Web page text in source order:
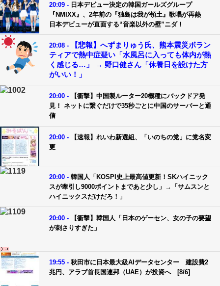
20:09 - 日本デビュー決定の韓国ガールズグループ
『NMIXX』、2年前の『独島は我が領土』歌唱が再熱
日本デビューが直面する“音楽以外の壁”ニダ！
20:08 -
【悲報】へずまりゅう氏、熊本震災ボラン
ティアで熱中症疑い「水風呂に入っても体内が熱
く感じる…」 → 野口健さん「休養日を設けた方
がいい！」
20:00 -
【衝撃】中国製ルーター20機種にバックドア発
見！ ネットに繋ぐだけで35秒ごとに中国のサーバーと通
信
20:00 -
【速報】れいわ新選組、「いのちの党」に党名変
更
20:00 - 韓国人「KOSPI史上最高値更新！SKハイニック
スが牽引し9000ポイントまであと少し」→「サムスンと
ハイニックスだけだろ！」
20:00 -
【衝撃】韓国人「日本のゲーセン、女の子の要望
が刺さりすぎた」
19:55 - 秋田市に日本最大級AIデータセンター 建設費2
兆円、アラブ首長国連邦（UAE）が投資へ [8/6]